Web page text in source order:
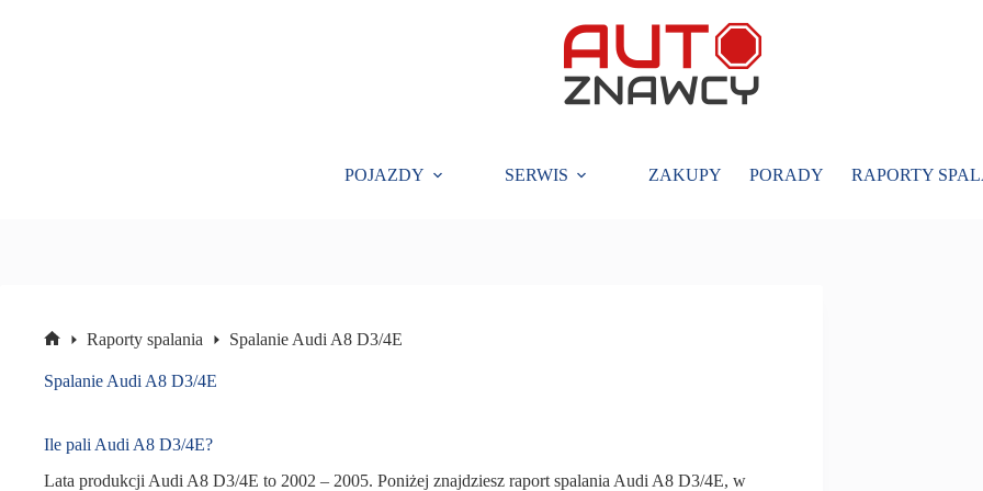
POJAZDY SERWIS ZAKUPY PORADY RAPORTY
główna
Raporty spalania Spalanie Audi A8 D3/4E
Spalanie Audi A8 D3/4E
Ile pali Audi A8 D3/4E?
Lata produkcji Audi A8 D3/4E to 2002 – 2005. Poniżej znajdziesz raport spalania Audi A8 D3/4E, w